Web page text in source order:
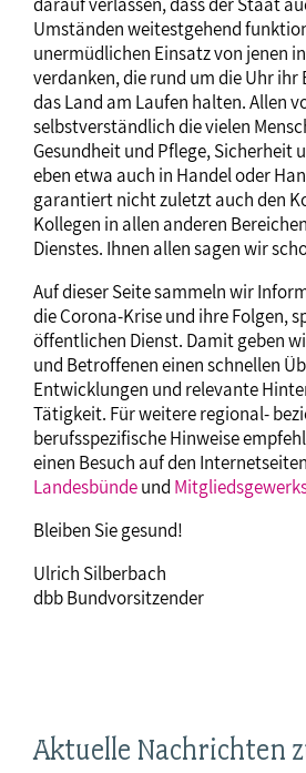
Umständen weitestgehend
unermüdlichen Einsatz von jenen
verdanken, die rund um die Uhr ihr
das Land am Laufen halten. Allen
selbstverständlich die vielen
Gesundheit und Pflege, Sicherheit
eben etwa auch in Handel oder
garantiert nicht zuletzt auch den
Kollegen in allen anderen
Dienstes. Ihnen allen sagen wir
Auf dieser Seite sammeln wir
die Corona-Krise und ihre Folgen,
öffentlichen Dienst. Damit geben
und Betroffenen einen schnellen
Entwicklungen und relevante
Tätigkeit. Für weitere regional-
berufsspezifische Hinweise
einen Besuch auf den
Landesbündeund
Bleiben Sie gesund!
Ulrich Silberbach
dbb Bundvorsitzender
Aktuelle Nachrichten